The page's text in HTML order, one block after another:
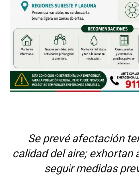
Se prevé afectación
calidad del aire; exhortan
seguir medidas